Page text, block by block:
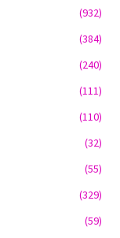
(932)
(384)
(240)
(111)
(110)
(32)
(55)
(329)
(59)